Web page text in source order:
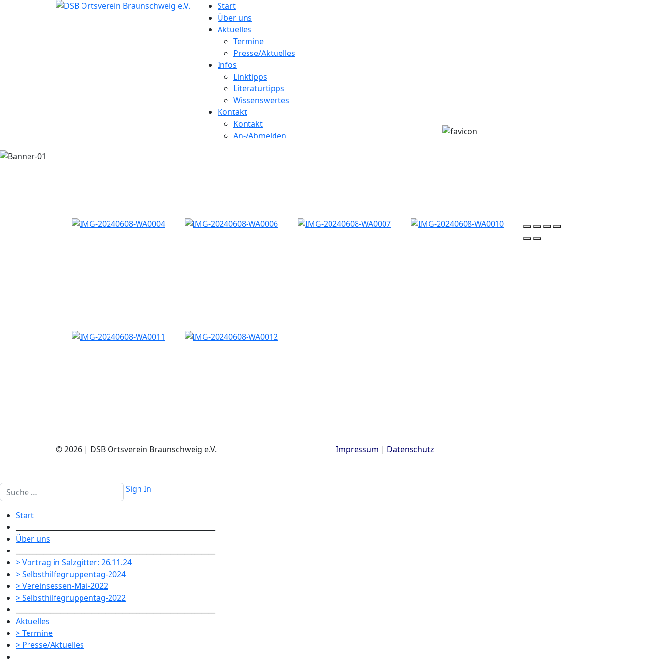
Start
Über uns
Aktuelles
Termine
Presse/Aktuelles
Infos
Linktipps
Literaturtipps
Wissenswertes
Kontakt
Kontakt
An-/Abmelden
© 2026 | DSB Ortsverein Braunschweig e.V. Impressum | Datenschutz
Suchen Sign In
Start
Über uns
> Vortrag in Salzgitter: 26.11.24
> Selbsthilfegruppentag-2024
> Vereinsessen-Mai-2022
> Selbsthilfegruppentag-2022
Aktuelles
> Termine
> Presse/Aktuelles